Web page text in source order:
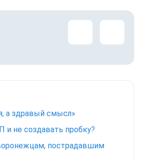
а здравый смысл»
не создавать пробку?
пострадавшим